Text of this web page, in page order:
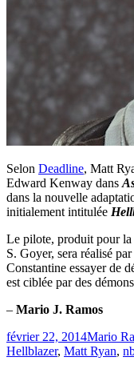
Selon Deadline, Matt
Edward Kenway dans
dans la nouvelle
initialement intitulée
Le pilote, produit pour
S. Goyer, sera réalisé
Constantine essayer de
est ciblée par des
– Mario J. Ramos
Publié
le
février 22, 2014Mario
Hellblazer, Matt Ryan,